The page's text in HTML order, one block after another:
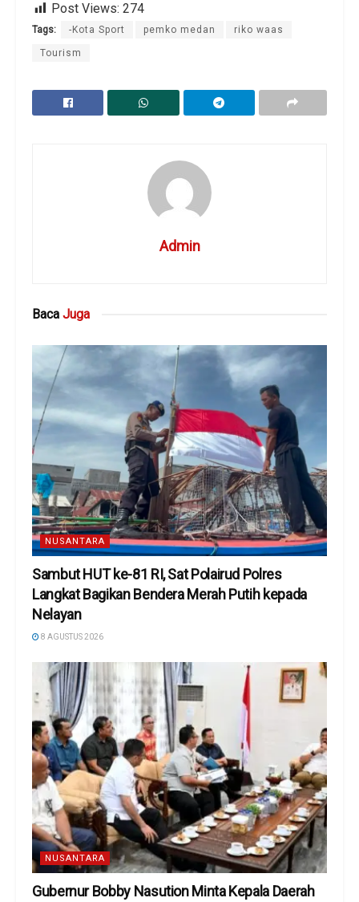
Post Views: 274
Tags: -Kota Sport pemko medan riko waas
Tourism
Admin
Baca Juga
NUSANTARA
Sambut HUT ke-81 RI, Sat Polairud Polres
Langkat Bagikan Bendera Merah Putih kepada
Nelayan
8 AGUSTUS 2026
NUSANTARA
Gubernur Bobby Nasution Minta Kepala Daerah